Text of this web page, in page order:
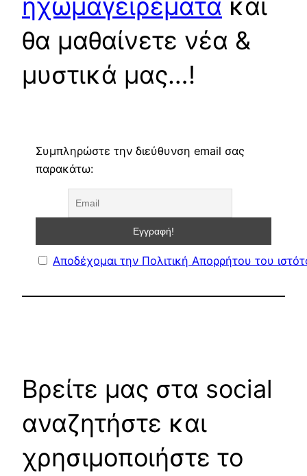
ηχωμαγειρέματα και
θα μαθαίνετε νέα &
μυστικά μας…!
Συμπληρώστε την διεύθυνση email σας
παρακάτω:
Αποδέχομαι την Πολιτική Απορρήτου του
Βρείτε μας στα social
αναζητήστε και
χρησιμοποιήστε το